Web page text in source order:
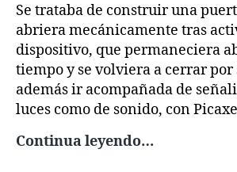
Se trataba de construir una
abriera mecánicamente tras
dispositivo, que permaneciera
tiempo y se volviera a cerrar por
además ir acompañada de
luces como de sonido, con
Continua leyendo…PROYECTO: